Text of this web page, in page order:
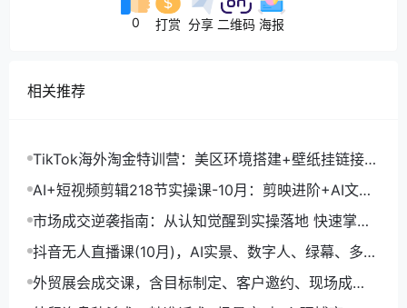
0 打赏 分享 二维码 海报
相关推荐
TikTok海外淘金特训营：美区环境搭建+壁纸挂链接
+剪映数字人，月入1.5万
AI+短视频剪辑218节实操课-10月：剪映进阶+AI文案
生成+账号运营，月入2万
市场成交逆袭指南：从认知觉醒到实操落地 快速掌握
市场开拓与成交核心能力
抖音无人直播课(10月)，AI实景、数字人、绿幕、多种
玩法、24小时自动盈利
外贸展会成交课，含目标制定、客户邀约、现场成
交，系统化SOP提升参展ROI